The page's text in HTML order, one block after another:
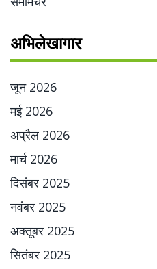
अभिलेखागार
जून 2026
मई 2026
अप्रैल 2026
मार्च 2026
दिसंबर 2025
नवंबर 2025
अक्तूबर 2025
सितंबर 2025